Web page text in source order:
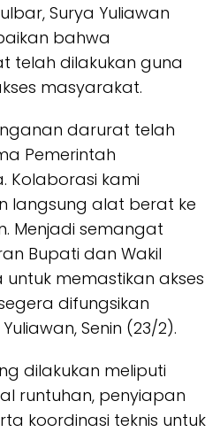
Surya Yuliawan
bahwa
telah dilakukan guna
masyarakat.
darurat telah
Pemerintah
Kolaborasi kami
langsung alat berat ke
Menjadi semangat
Bupati dan Wakil
memastikan akses
difungsikan
Senin (23/2).
dilakukan meliputi
runtuhan, penyiapan
koordinasi teknis untuk